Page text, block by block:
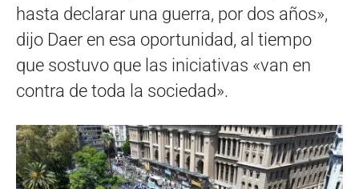
hasta declarar una guerra, por dos años»,
dijo Daer en esa oportunidad, al tiempo
que sostuvo que las iniciativas «van en
contra de toda la sociedad».